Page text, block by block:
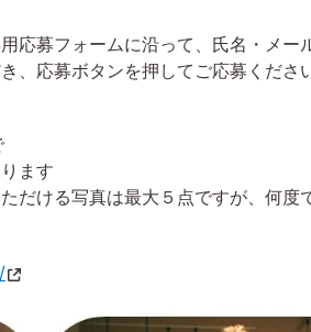
応募フォームに沿って、氏名・メ
、応募ボタンを押してご応募ください
ます
だける写真は最大５点ですが、何度